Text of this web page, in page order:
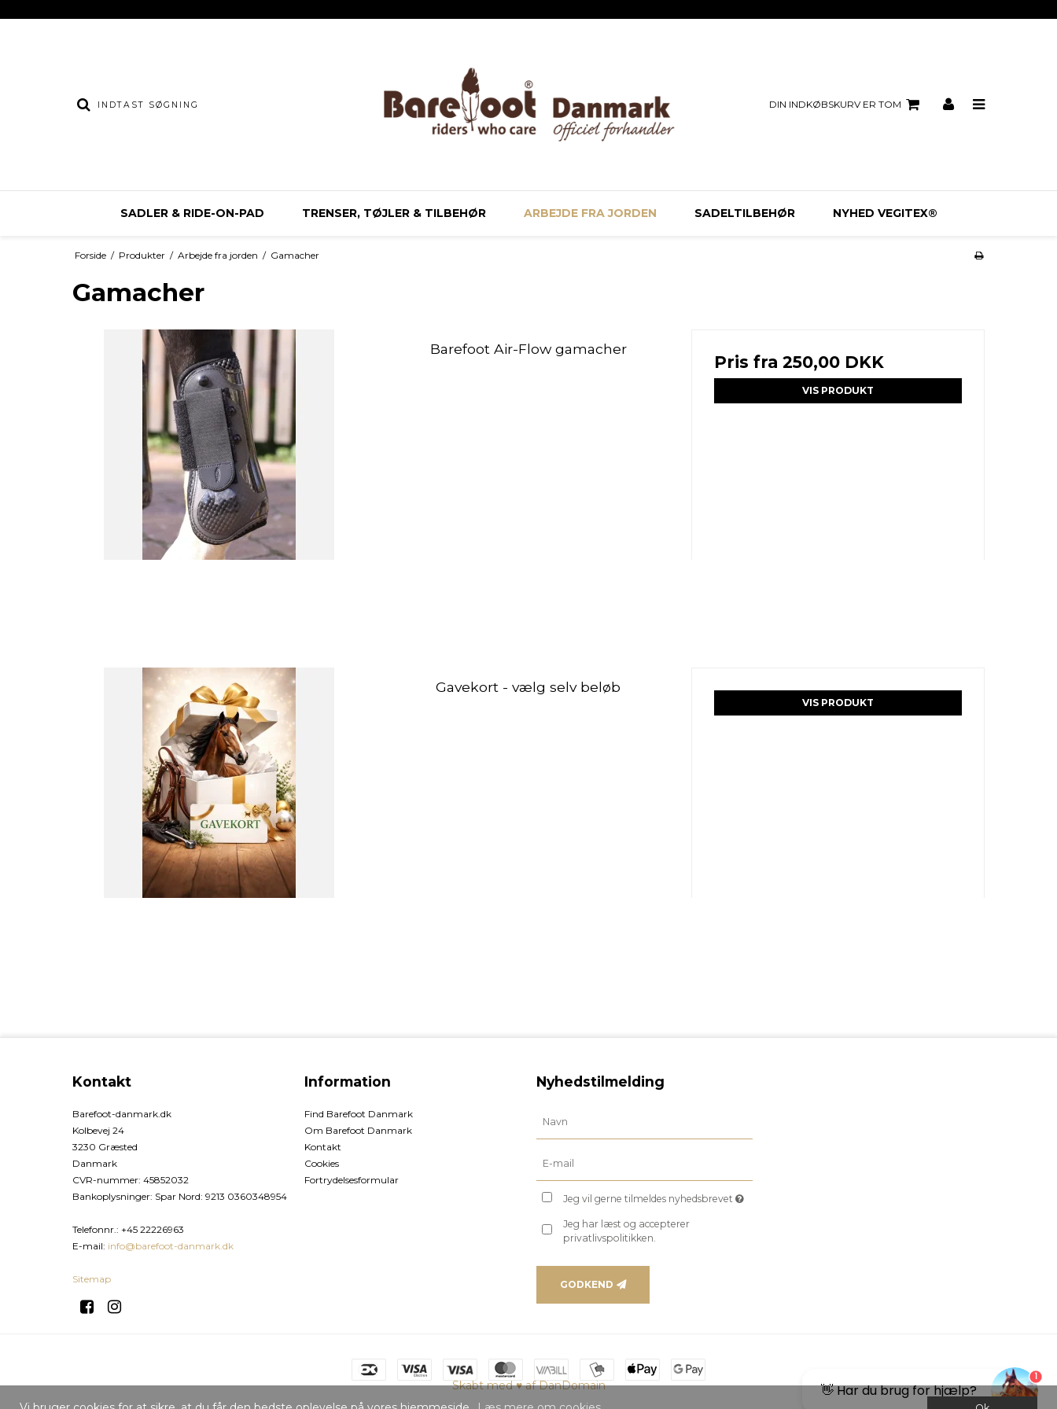
DIN INDKØBSKURV ER TOM
SADLER & RIDE-ON-PAD TRENSER, TØJLER & TILBEHØR ARBEJDE FRA JORDEN SADELTILBEHØR NYHED VEGITEX®
Forside / Produkter / Arbejde fra jorden / Gamacher
Gamacher
Barefoot Air-Flow gamacher
Pris fra 250,00 DKK
VIS PRODUKT
Gavekort - vælg selv beløb
VIS PRODUKT
Kontakt
Barefoot-danmark.dk
Kolbevej 24
3230 Græsted
Danmark
CVR-nummer: 45852032
Bankoplysninger: Spar Nord: 9213 0360348954
Telefonnr. : +45 22226963
E-mail: info@barefoot-danmark.dk
Sitemap
Information
Find Barefoot Danmark
Om Barefoot Danmark
Kontakt
Cookies
Fortrydelsesformular
Nyhedstilmelding
Jeg vil gerne tilmeldes nyhedsbrevet
Jeg har læst og accepterer
privatlivspolitikken.
GODKEND
Skabt med ♥ af DanDomain 👋 Har du brug for hjælp?
1